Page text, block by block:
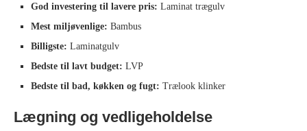
God investering til lavere pris: Laminat trægulv
Mest miljøvenlige: Bambus
Billigste: Laminatgulv
Bedste til lavt budget: LVP
Bedste til bad, køkken og fugt: Trælook klinker
Lægning og vedligeholdelse